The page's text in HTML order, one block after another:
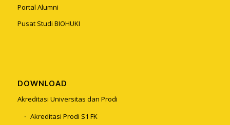
Portal Alumni
Pusat Studi BIOHUKI
DOWNLOAD
Akreditasi Universitas dan Prodi
Akreditasi Prodi S1 FK